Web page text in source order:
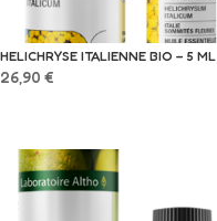
HELICHRYSE ITALIENNE BIO – 5 ML
26,90 €